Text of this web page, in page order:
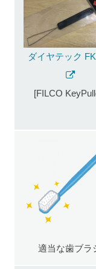
ダイヤテック
[FILCO
適当な歯ブラ